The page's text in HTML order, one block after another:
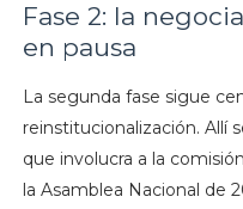
Fase 2: la
en pausa
La segunda fase sigue
reinstitucionalización. Allí
que involucra a la
la Asamblea Nacional de